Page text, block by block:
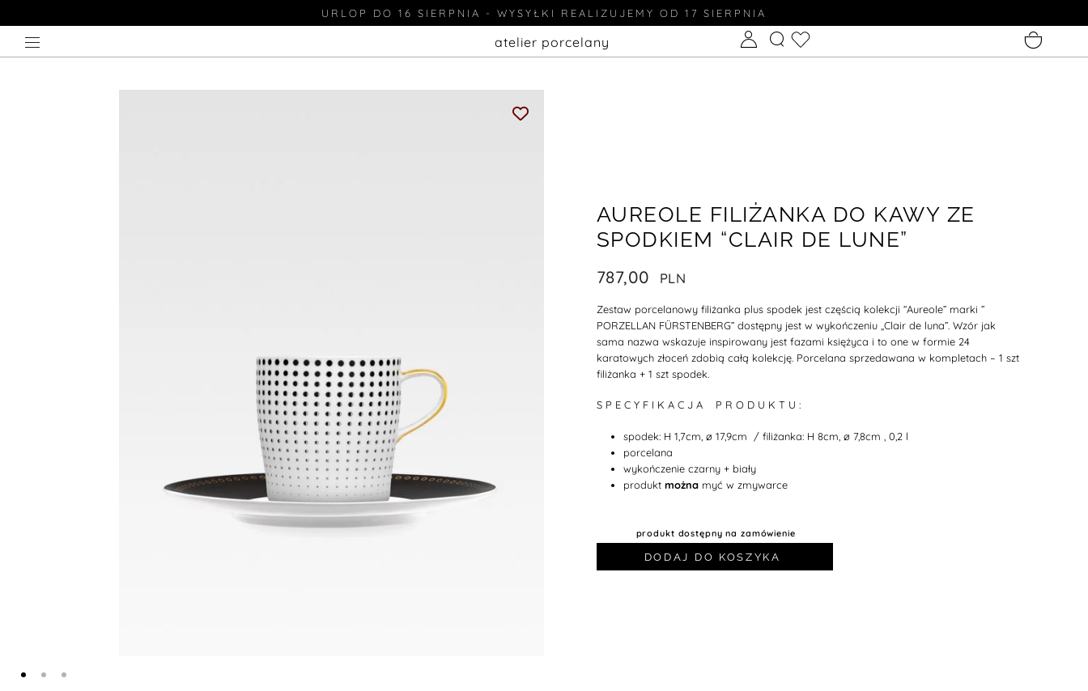
URLOP DO 16 SIERPNIA - WYSYŁKI REALIZUJEMY OD 17 SIERPNIA
atelier porcelany
AUREOLE FILIŻANKA DO KAWY ZE
SPODKIEM “CLAIR DE LUNE”
787,00
Zestaw porcelanowy filiżanka plus spodek jest częścią kolekcji “Aureole” marki ”
PORZELLAN FÜRSTENBERG” dostępny jest w wykończeniu „Clair de luna”. Wzór jak
sama nazwa wskazuje inspirowany jest fazami księżyca i to one w formie 24
karatowych złoceń zdobią całą kolekcję. Porcelana sprzedawana w kompletach – 1 szt
filiżanka + 1 szt spodek.
S P E C Y F I K A C J A P R O D U K T U :
spodek: H 1,7cm, ø 17,9cm / filiżanka: H 8cm, ø 7,8cm , 0,2 l
porcelana
wykończenie czarny + biały
produkt można myć w zmywarce
produkt dostępny na zamówienie
DODAJ DO KOSZYKA